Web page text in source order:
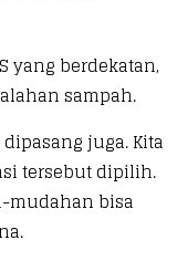
yang berdekatan,
sampah.
juga. Kita
tersebut dipilih.
mudahan bisa